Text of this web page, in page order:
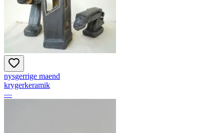
nysgerrige maend
krygerkeramik
—